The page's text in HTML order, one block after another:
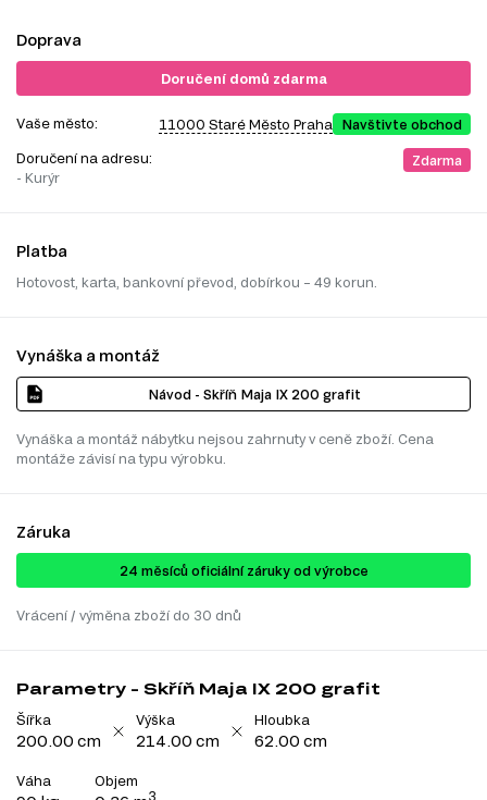
Doprava
Doručení domů zdarma
Vaše město: 11000 Staré Město Praha Navštivte obchod
Doručení na adresu:
- Kurýr
Zdarma
Platba
Hotovost, karta, bankovní převod, dobírkou – 49 korun.
Vynáška a montáž
Návod - Skříň Maja IX 200 grafit
Vynáška a montáž nábytku nejsou zahrnuty v ceně zboží. Cena
montáže závisí na typu výrobku.
Záruka
24 ​​​​měsíců oficiální záruky od výrobce
Vrácení / výměna zboží do 30 dnů
Parametry - Skříň Maja IX 200 grafit
Šířka
200.00 cm
Výška
214.00 cm
Hloubka
62.00 cm
Váha Objem
3